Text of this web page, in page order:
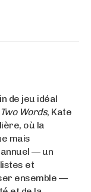
de jeu idéal
Two Words, Kate
où la
mais
annuel — un
et
ensemble —